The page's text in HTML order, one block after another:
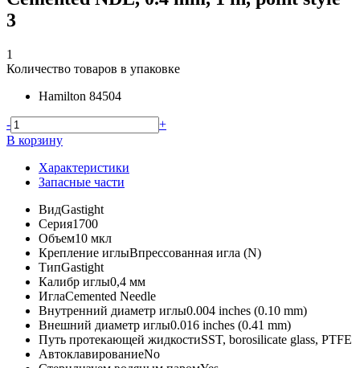
3
1
Количество товаров в упаковке
Hamilton 84504
-
+
В корзину
Характеристики
Запасные части
ВидGastight
Серия1700
Объем10 мкл
Крепление иглыВпрессованная игла (N)
ТипGastight
Калибр иглы0,4 мм
ИглаCemented Needle
Внутренний диаметр иглы0.004 inches (0.10 mm)
Внешний диаметр иглы0.016 inches (0.41 mm)
Путь протекающей жидкостиSST, borosilicate glass, PTFE
АвтоклавированиеNo